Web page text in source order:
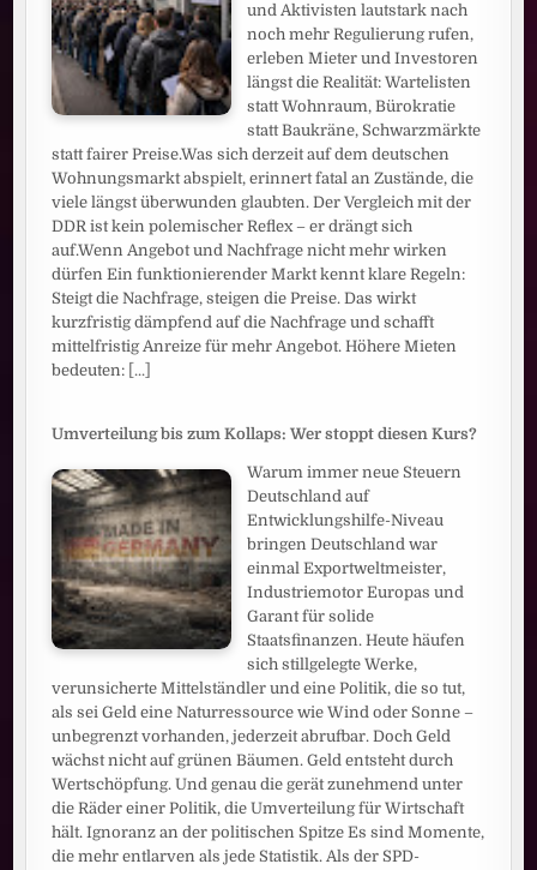
und Aktivisten lautstark nach
noch mehr Regulierung rufen,
erleben Mieter und Investoren
längst die Realität: Wartelisten
statt Wohnraum, Bürokratie
statt Baukräne, Schwarzmärkte
statt fairer Preise.Was sich derzeit auf dem deutschen
Wohnungsmarkt abspielt, erinnert fatal an Zustände, die
viele längst überwunden glaubten. Der Vergleich mit der
DDR ist kein polemischer Reflex – er drängt sich
auf.Wenn Angebot und Nachfrage nicht mehr wirken
dürfen Ein funktionierender Markt kennt klare Regeln:
Steigt die Nachfrage, steigen die Preise. Das wirkt
kurzfristig dämpfend auf die Nachfrage und schafft
mittelfristig Anreize für mehr Angebot. Höhere Mieten
bedeuten: [...]
Umverteilung bis zum Kollaps: Wer stoppt diesen Kurs?
Warum immer neue Steuern
Deutschland auf
Entwicklungshilfe-Niveau
bringen Deutschland war
einmal Exportweltmeister,
Industriemotor Europas und
Garant für solide
Staatsfinanzen. Heute häufen
sich stillgelegte Werke,
verunsicherte Mittelständler und eine Politik, die so tut,
als sei Geld eine Naturressource wie Wind oder Sonne –
unbegrenzt vorhanden, jederzeit abrufbar. Doch Geld
wächst nicht auf grünen Bäumen. Geld entsteht durch
Wertschöpfung. Und genau die gerät zunehmend unter
die Räder einer Politik, die Umverteilung für Wirtschaft
hält. Ignoranz an der politischen Spitze Es sind Momente,
die mehr entlarven als jede Statistik. Als der SPD-